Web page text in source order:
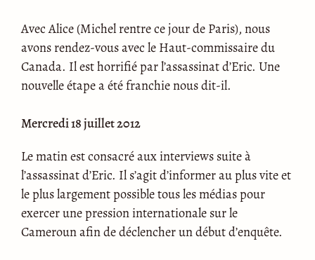
Avec Alice (Michel rentre ce jour de Paris), nous
avons rendez-vous avec le Haut-commissaire du
Canada. Il est horrifié par l’assassinat d’Eric. Une
nouvelle étape a été franchie nous dit-il.
Mercredi 18 juillet 2012
Le matin est consacré aux interviews suite à
l’assassinat d’Eric. Il s’agit d’informer au plus vite et
le plus largement possible tous les médias pour
exercer une pression internationale sur le
Cameroun afin de déclencher un début d’enquête.